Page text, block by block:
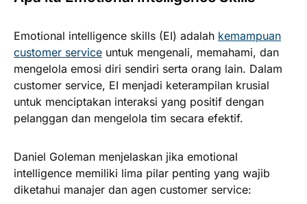
Emotional intelligence skills (EI) adalah kemampuan
customer service untuk mengenali, memahami, dan
mengelola emosi diri sendiri serta orang lain. Dalam
customer service, EI menjadi keterampilan krusial
untuk menciptakan interaksi yang positif dengan
pelanggan dan mengelola tim secara efektif.
Daniel Goleman menjelaskan jika emotional
intelligence memiliki lima pilar penting yang wajib
diketahui manajer dan agen customer service: